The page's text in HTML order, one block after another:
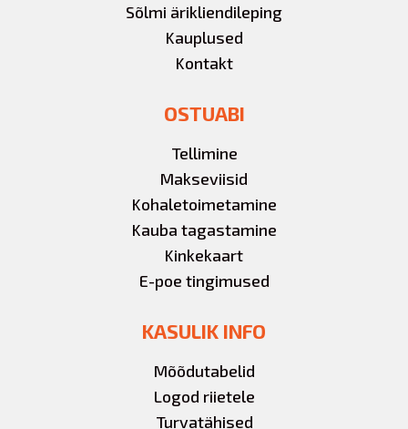
Sõlmi ärikliendileping
Kauplused
Kontakt
OSTUABI
Tellimine
Makseviisid
Kohaletoimetamine
Kauba tagastamine
Kinkekaart
E-poe tingimused
KASULIK INFO
Mõõdutabelid
Logod riietele
Turvatähised